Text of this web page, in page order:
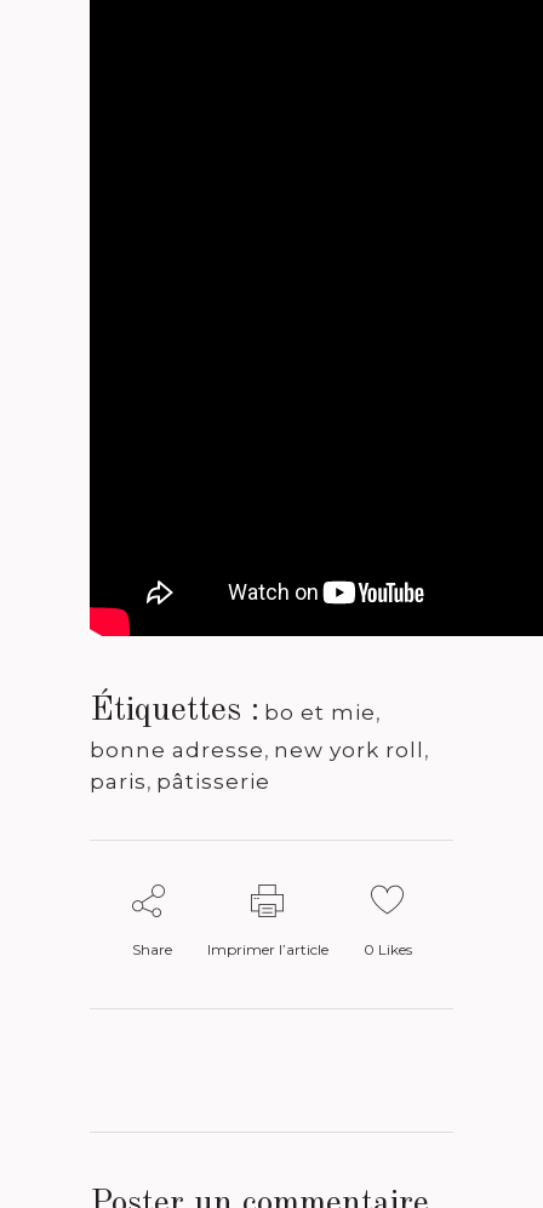
Étiquettes : bo et mie,
bonne adresse, new york roll ,
paris, pâtisserie
Share Imprimer l’article 0 Likes